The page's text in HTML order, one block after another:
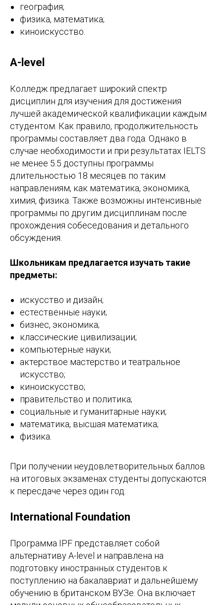
география;
физика, математика;
киноискусство.
A-level
Колледж предлагает широкий спектр
дисциплин для изучения для достижения
лучшей академической квалификации каждым
студентом. Как правило, продолжительность
программы составляет два года. Однако в
случае необходимости и при результатах IELTS
не менее 5.5 доступны программы
длительностью 18 месяцев по таким
направлениям, как математика, экономика,
химия, физика. Также возможны интенсивные
программы по другим дисциплинам после
прохождения собеседования и детального
обсуждения.
Школьникам предлагается изучать такие
предметы:
искусство и дизайн;
естественные науки;
бизнес, экономика;
классические цивилизации;
компьютерные науки;
актерствое мастерство и театральное
искусство;
киноискусство;
правительство и политика;
социальные и гуманитарные науки;
математика, высшая математика;
физика.
При получении неудовлетворительных баллов
на итоговых экзаменах студенты допускаются
к пересдаче через один год.
International Foundation
Программа IPF представляет собой
альтернативу A-level и направлена на
подготовку иностранных студентов к
поступлению на бакалавриат и дальнейшему
обучению в британском ВУЗе. Она включает